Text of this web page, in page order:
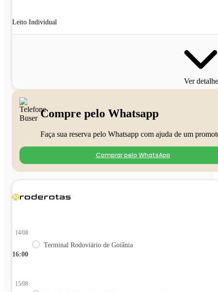
Leito Individual
Ver
Compre pelo Whatsapp
Faça sua reserva pelo Whatsapp com ajuda de um
Comprar pelo WhatsApp
16:00
14/08
Terminal Rodoviário de Goiânia
15/08